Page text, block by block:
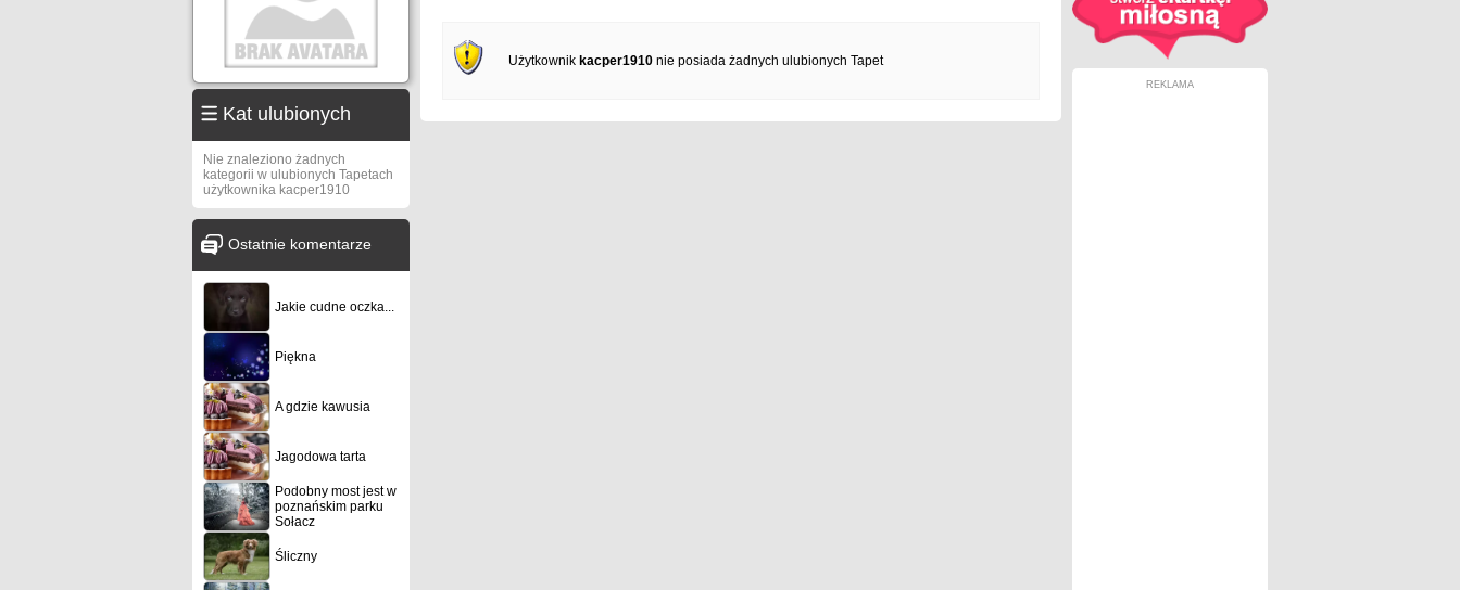
Kat ulubionych
Nie znaleziono żadnych
kategorii w ulubionych Tapetach
użytkownika kacper1910
Ostatnie komentarze
Jakie cudne oczka...
Piękna
A gdzie kawusia
Jagodowa tarta
Podobny most jest w
poznańskim parku
Sołacz
Śliczny
Użytkownik kacper1910 nie posiada żadnych ulubionych Tapet
REKLAMA